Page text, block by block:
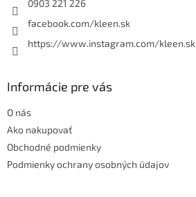
0903 221 226
facebook.com/kleen.sk
https://www.instagram.com/kleen.sk
Informácie pre vás
O nás
Ako nakupovať
Obchodné podmienky
Podmienky ochrany osobných údajov